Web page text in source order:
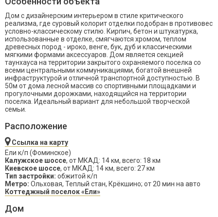
Дом с дизайнерским интерьером в стиле критического
реализма, где суровый колорит отделки подобран в противовес
условно-классическому стилю. Кирпич, бетон и штукатурка,
использованные в отделке, смягчаются хромом, теплом
древесных пород - ироко, венге, бук, дуб и классическими
мягкими формами аксессуаров. Дом является секцией
таунхауса на территории закрытого охраняемого поселка со
всеми центральными коммуникациями, богатой внешней
инфраструктурой и отличной транспортной доступностью. В
50м от дома лесной массив со спортивными площадками и
прогулочными дорожками, находящийся на территории
поселка. Идеальный вариант для небольшой творческой
семьи.
Расположение
Ссылка на карту
Ели к/п (Фоминское)
Калужское шоссе, от МКАД: 14 км, всего: 18 км
Киевское шоссе, от МКАД: 14 км, всего: 27 км
Тип застройки: обжитой к/п
Метро: Ольховая, Теплый стан, Крёкшино; от 20 мин на авто
Коттеджный поселок «Ели»
Дом